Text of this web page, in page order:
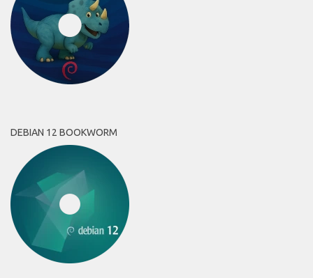
DEBIAN 12 BOOKWORM